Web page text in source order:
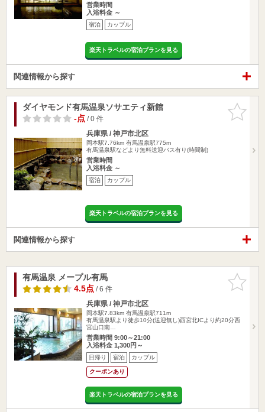
営業時間
入浴料金 ～
宿泊 カップル
楽天トラベルの宿泊プランを見る
関連情報から探す
お気に入
りに追加
ダイヤモンド有馬温泉ソサエティ新館
-点/ 0 件
兵庫県 / 神戸市北区
岡本駅7.76km 有馬温泉駅775m
有馬温泉駅などより無料送迎バス有り(時間制)
営業時間
入浴料金 ～
宿泊 カップル
楽天トラベルの宿泊プランを見る
関連情報から探す
お気に入
りに追加
有馬温泉 メープル有馬
4.5点/ 6 件
兵庫県 / 神戸市北区
岡本駅7.83km 有馬温泉駅711m
有馬温泉駅より徒歩10分(送迎無し)西宮北ICより約20分西
宮山口南…
営業時間 9:00～21:00
入浴料金 1,300円～
日帰り 宿泊 カップル
クーポンあり
楽天トラベルの宿泊プランを見る